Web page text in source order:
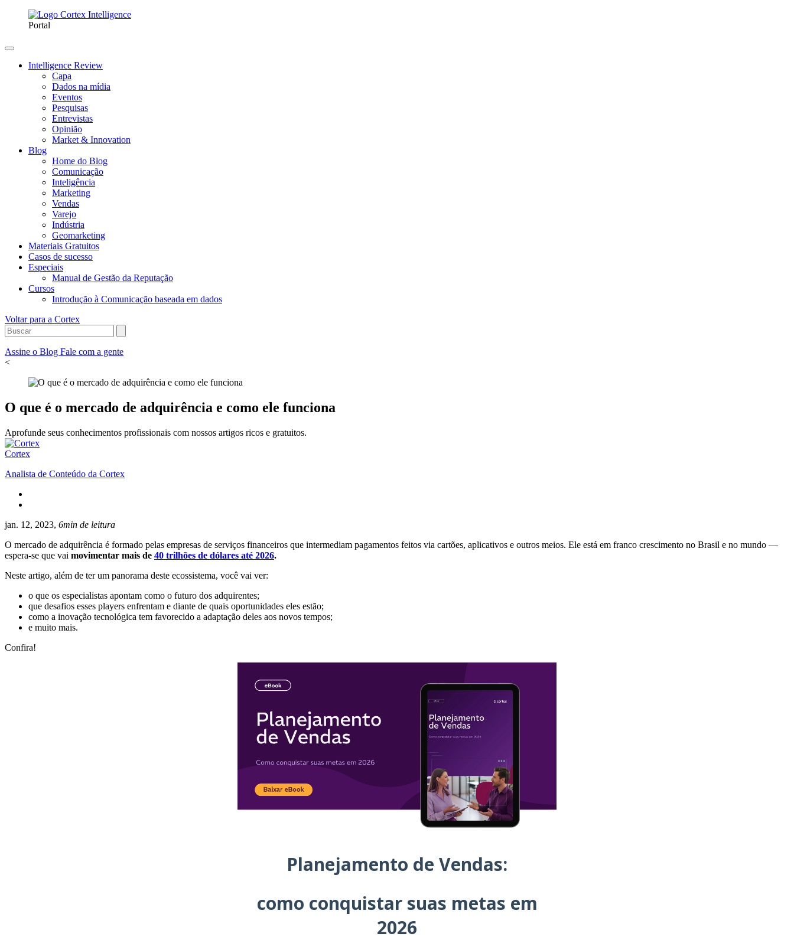
Portal
Intelligence Review
Capa
Dados na mídia
Eventos
Pesquisas
Entrevistas
Opinião
Market & Innovation
Blog
Home do Blog
Comunicação
Inteligência
Marketing
Vendas
Varejo
Indústria
Geomarketing
Materiais Gratuitos
Casos de sucesso
Especiais
Manual de Gestão da Reputação
Cursos
Introdução à Comunicação baseada em dados
Voltar para a Cortex
Assine o Blog Fale com a gente
<
O que é o mercado de adquirência e como ele funciona
Aprofunde seus conhecimentos profissionais com nossos artigos ricos e gratuitos.
Cortex
Analista de Conteúdo da Cortex
jan. 12, 2023, 6min de leitura
O mercado de adquirência é formado pelas empresas de serviços financeiros que intermediam pagamentos feitos via cartões, aplicativos e outros meios. Ele está em franco crescimento no Brasil e no mundo —
espera-se que vai movimentar mais de 40 trilhões de dólares até 2026.
Neste artigo, além de ter um panorama deste ecossistema, você vai ver:
o que os especialistas apontam como o futuro dos adquirentes;
que desafios esses players enfrentam e diante de quais oportunidades eles estão;
como a inovação tecnológica tem favorecido a adaptação deles aos novos tempos;
e muito mais.
Confira!